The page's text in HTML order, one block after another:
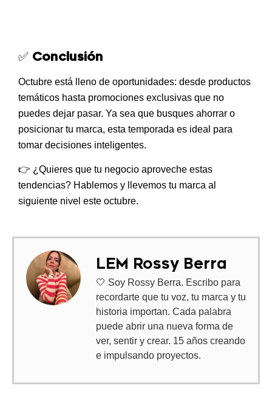
✅ Conclusión
Octubre está lleno de oportunidades: desde productos
temáticos hasta promociones exclusivas que no
puedes dejar pasar. Ya sea que busques ahorrar o
posicionar tu marca, esta temporada es ideal para
tomar decisiones inteligentes.
👉 ¿Quieres que tu negocio aproveche estas
tendencias? Hablemos y llevemos tu marca al
siguiente nivel este octubre.
LEM Rossy Berra
🤍 Soy Rossy Berra. Escribo para
recordarte que tu voz, tu marca y tu
historia importan. Cada palabra
puede abrir una nueva forma de
ver, sentir y crear. 15 años creando
e impulsando proyectos.